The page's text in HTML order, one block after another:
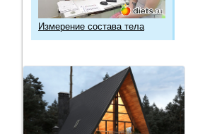
Измерение состава тела